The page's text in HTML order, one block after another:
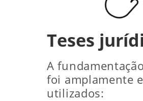
Teses
A
foi amplamente
utilizados: